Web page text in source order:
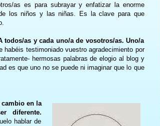
as es para subrayar y enfatizar la enorme
los niños y las niñas. Es la clave para que
as y cada uno/a de vosotros/as. Uno/a
testimoniado vuestro agradecimiento por
hermosas palabras de elogio al blog y
es que uno no se puede ni imaginar que lo que
en la
diferente.
hablar de